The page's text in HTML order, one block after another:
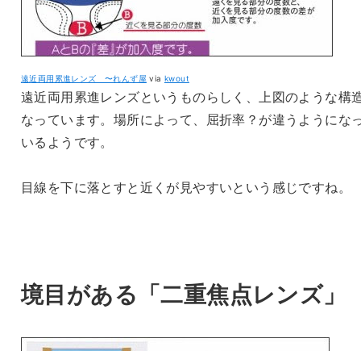
遠近両用累進レンズ 〜れんず屋 via kwout
遠近両用累進レンズというものらしく、上図のような構
なっています。場所によって、屈折率？が違うようにな
いるようです。
目線を下に落とすと近くが見やすいという感じですね。
境目がある「二重焦点レンズ」